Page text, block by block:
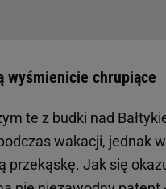
wyśmienicie chrupiące
te z budki nad
wakacji, jednak
przekąskę. Jak się